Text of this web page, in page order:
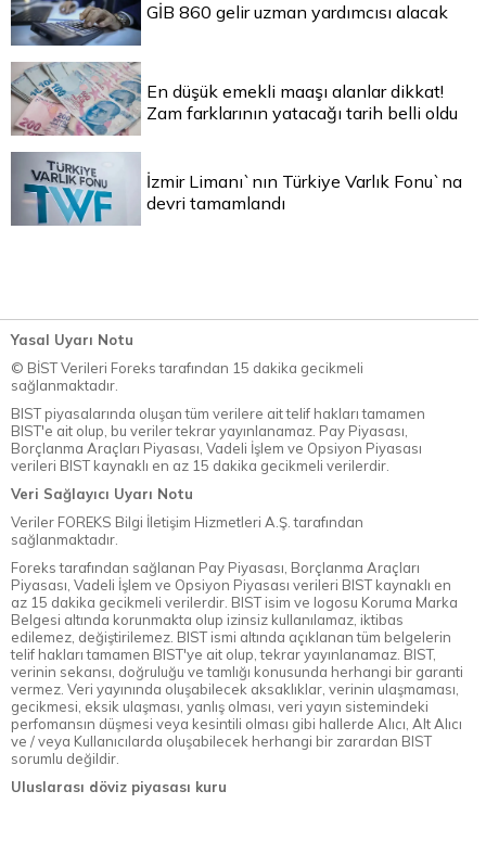
GİB 860 gelir uzman yardımcısı alacak
En düşük emekli maaşı alanlar dikkat!
Zam farklarının yatacağı tarih belli oldu
İzmir Limanı`nın Türkiye Varlık Fonu`na
devri tamamlandı
Yasal Uyarı Notu
© BİST Verileri Foreks tarafından 15 dakika gecikmeli
sağlanmaktadır.
BIST piyasalarında oluşan tüm verilere ait telif hakları tamamen
BIST'e ait olup, bu veriler tekrar yayınlanamaz. Pay Piyasası,
Borçlanma Araçları Piyasası, Vadeli İşlem ve Opsiyon Piyasası
verileri BIST kaynaklı en az 15 dakika gecikmeli verilerdir.
Veri Sağlayıcı Uyarı Notu
Veriler FOREKS Bilgi İletişim Hizmetleri A.Ş. tarafından
sağlanmaktadır.
Foreks tarafından sağlanan Pay Piyasası, Borçlanma Araçları
Piyasası, Vadeli İşlem ve Opsiyon Piyasası verileri BIST kaynaklı en
az 15 dakika gecikmeli verilerdir. BIST isim ve logosu Koruma Marka
Belgesi altında korunmakta olup izinsiz kullanılamaz, iktibas
edilemez, değiştirilemez. BIST ismi altında açıklanan tüm belgelerin
telif hakları tamamen BIST'ye ait olup, tekrar yayınlanamaz. BIST,
verinin sekansı, doğruluğu ve tamlığı konusunda herhangi bir garanti
vermez. Veri yayınında oluşabilecek aksaklıklar, verinin ulaşmaması,
gecikmesi, eksik ulaşması, yanlış olması, veri yayın sistemindeki
perfomansın düşmesi veya kesintili olması gibi hallerde Alıcı, Alt Alıcı
ve / veya Kullanıcılarda oluşabilecek herhangi bir zarardan BIST
sorumlu değildir.
Uluslarası döviz piyasası kuru